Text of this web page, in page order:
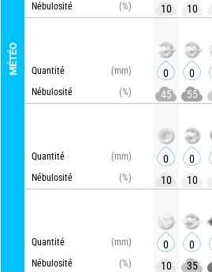
MÉTÉO
Nébulosité
(%)
Quantité
(mm)
Nébulosité
(%)
Quantité
(mm)
Nébulosité
(%)
Quantité
(mm)
Nébulosité
(%)
10
10
0 0
45
55
0 0
10
10
0 0
10
35